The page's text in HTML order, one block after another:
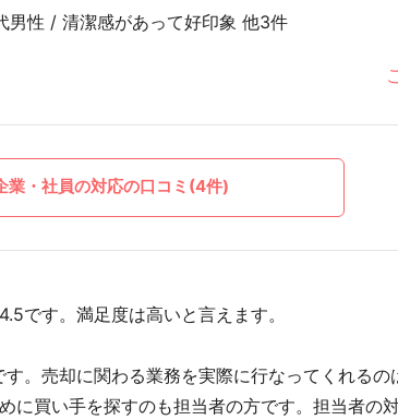
性 / 清潔感があって好印象 他3件
業・社員の対応の口コミ(4件)
です。満足度は高いと言えます。
。売却に関わる業務を実際に行なってくれるの
買い手を探すのも担当者の方です。担当者の